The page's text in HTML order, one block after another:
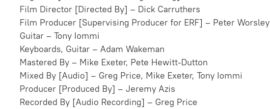
Film Director [Directed By] – Dick Carruthers
Film Producer [Supervising Producer for ERF] – Peter Worsley
Guitar – Tony Iommi
Keyboards, Guitar – Adam Wakeman
Mastered By – Mike Exeter, Pete Hewitt-Dutton
Mixed By [Audio] – Greg Price, Mike Exeter, Tony Iommi
Producer [Produced By] – Jeremy Azis
Recorded By [Audio Recording] – Greg Price